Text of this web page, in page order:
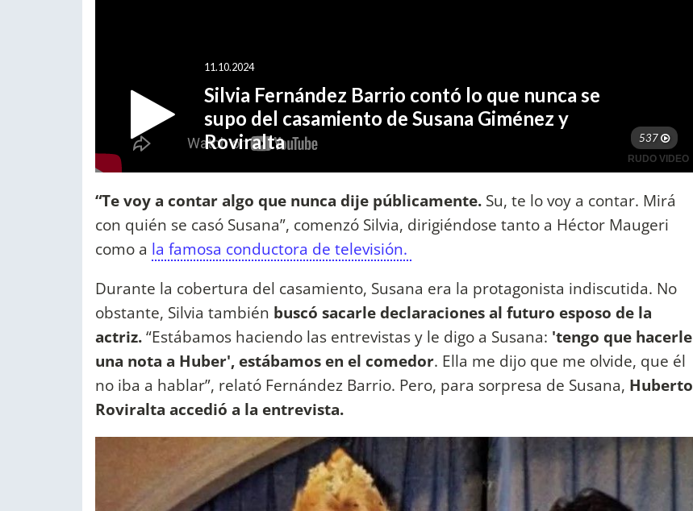
“Te voy a contar algo que nunca dije públicamente. Su, te lo voy a contar. Mirá
con quién se casó Susana”, comenzó Silvia, dirigiéndose tanto a Héctor Maugeri
como a la famosa conductora de televisión.
Durante la cobertura del casamiento, Susana era la protagonista indiscutida. No
obstante, Silvia también buscó sacarle declaraciones al futuro esposo de la
actriz.“Estábamos haciendo las entrevistas y le digo a Susana: 'tengo que hacerle
una nota a Huber', estábamos en el comedor. Ella me dijo que me olvide, que él
no iba a hablar”, relató Fernández Barrio. Pero, para sorpresa de Susana, Huberto
Roviralta accedió a la entrevista.